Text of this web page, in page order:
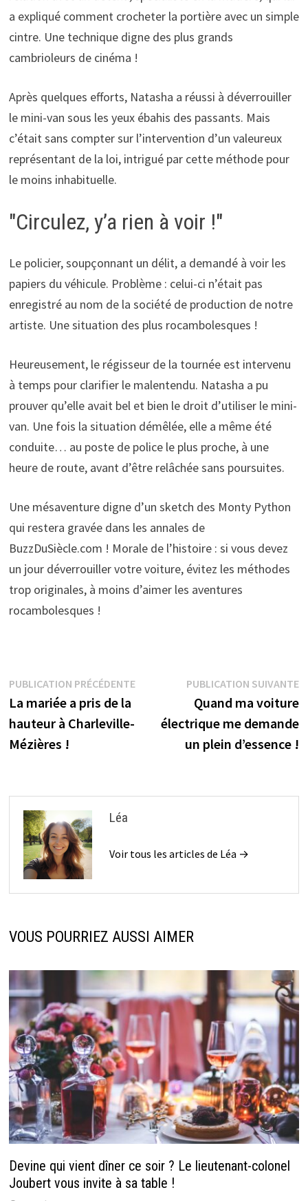
a expliqué comment crocheter la portière avec un simple
cintre. Une technique digne des plus grands
cambrioleurs de cinéma !
Après quelques efforts, Natasha a réussi à déverrouiller
le mini-van sous les yeux ébahis des passants. Mais
c’était sans compter sur l’intervention d’un valeureux
représentant de la loi, intrigué par cette méthode pour
le moins inhabituelle.
"Circulez, y’a rien à voir !"
Le policier, soupçonnant un délit, a demandé à voir les
papiers du véhicule. Problème : celui-ci n’était pas
enregistré au nom de la société de production de notre
artiste. Une situation des plus rocambolesques !
Heureusement, le régisseur de la tournée est intervenu
à temps pour clarifier le malentendu. Natasha a pu
prouver qu’elle avait bel et bien le droit d’utiliser le mini-
van. Une fois la situation démêlée, elle a même été
conduite… au poste de police le plus proche, à une
heure de route, avant d’être relâchée sans poursuites.
Une mésaventure digne d’un sketch des Monty Python
qui restera gravée dans les annales de
BuzzDuSiècle.com ! Morale de l’histoire : si vous devez
un jour déverrouiller votre voiture, évitez les méthodes
trop originales, à moins d’aimer les aventures
rocambolesques !
Navigation
de
l’article
PUBLICATION PRÉCÉDENTEPublication
précédente :
La mariée a pris de la
hauteur à Charleville-
Mézières !
PUBLICATION SUIVANTE
Quand ma voiture
électrique me demande
un plein d’essence !
Léa
Voir tous les articles de Léa →
VOUS POURRIEZ AUSSI AIMER
Devine qui vient dîner ce soir ? Le lieutenant-colonel
Joubert vous invite à sa table !